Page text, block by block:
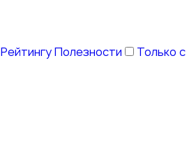
РейтингуПолезности
Только с